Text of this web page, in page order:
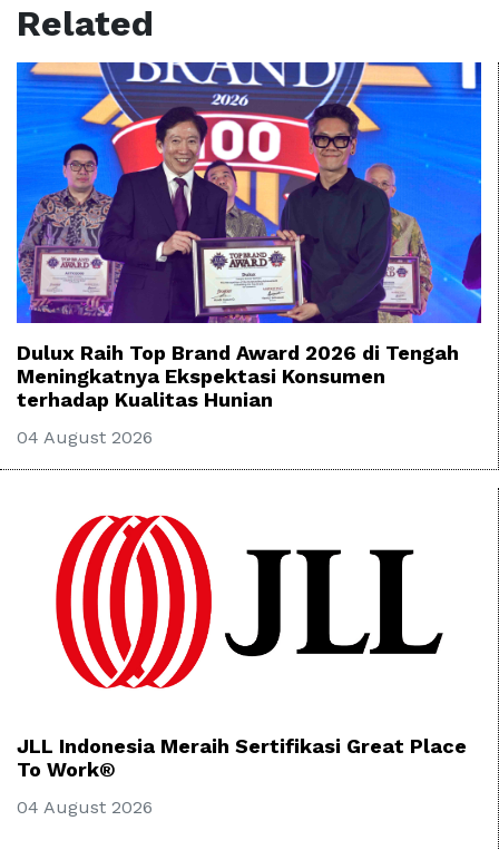
Related
Dulux Raih Top Brand Award 2026 di Tengah
Meningkatnya Ekspektasi Konsumen
terhadap Kualitas Hunian
04 August 2026
JLL Indonesia Meraih Sertifikasi Great Place
To Work®
04 August 2026